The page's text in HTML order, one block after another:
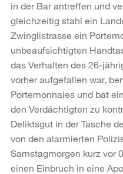
in der Bar antreffen und
gleichzeitig stahl ein
Zwinglistrasse ein
unbeaufsichtigten
das Verhalten des 26-
vorher aufgefallen war,
Portemonnaies und bat
den Verdächtigten zu
Deliktsgut in der Tasche
von den alarmierten
Samstagmorgen kurz vor
einen Einbruch in eine